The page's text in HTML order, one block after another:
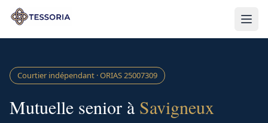
Aller au contenu principal
Courtier indépendant · ORIAS25007309
Mutuelle senior à Savigneux